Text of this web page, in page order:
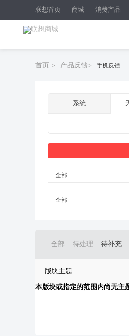
联想首页 商城 消费产品
首页 > 产品反馈> 手机反馈
系统
全部
全部
全部 待处理 待补充
版块主题
本版块或指定的范围内尚无主